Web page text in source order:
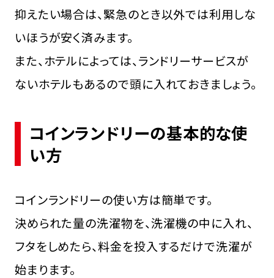
抑えたい場合は、緊急のとき以外では利用しな
いほうが安く済みます。
また、ホテルによっては、ランドリーサービスが
ないホテルもあるので頭に入れておきましょう。
コインランドリーの基本的な使
い方
コインランドリーの使い方は簡単です。
決められた量の洗濯物を、洗濯機の中に入れ、
フタをしめたら、料金を投入するだけで洗濯が
始まります。